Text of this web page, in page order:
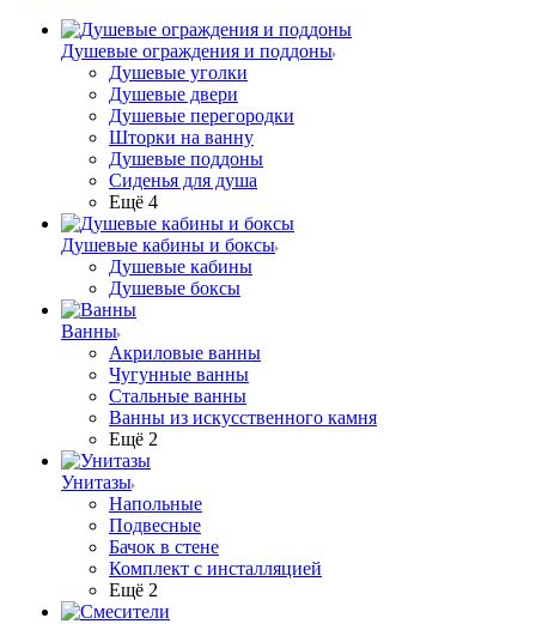
Душевые ограждения и поддоны
Душевые уголки
Душевые двери
Душевые перегородки
Шторки на ванну
Душевые поддоны
Сиденья для душа
Ещё 4
Душевые кабины и боксы
Душевые кабины
Душевые боксы
Ванны
Акриловые ванны
Чугунные ванны
Стальные ванны
Ванны из искусственного камня
Ещё 2
Унитазы
Напольные
Подвесные
Бачок в стене
Комплект с инсталляцией
Ещё 2